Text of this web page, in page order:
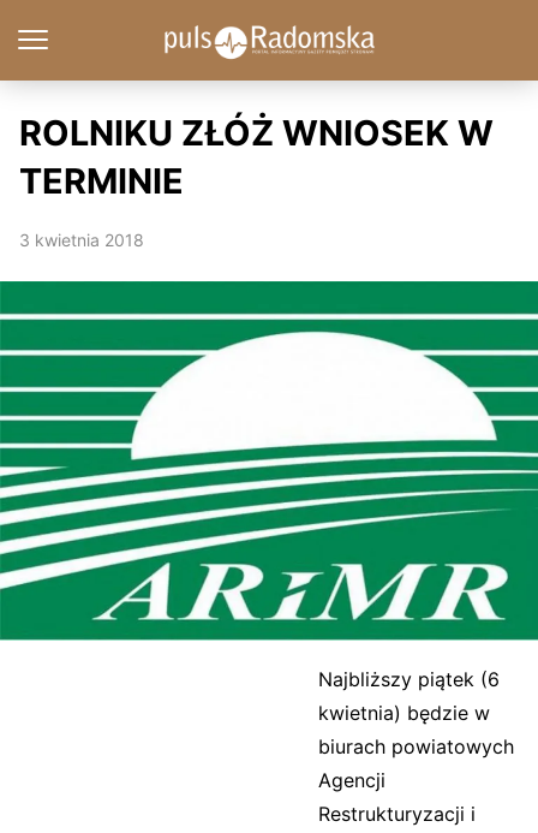
ROLNIKU ZŁÓŻ WNIOSEK W
TERMINIE
3 kwietnia 2018
Najbliższy piątek (6
kwietnia) będzie w
biurach powiatowych
Agencji
Restrukturyzacji i